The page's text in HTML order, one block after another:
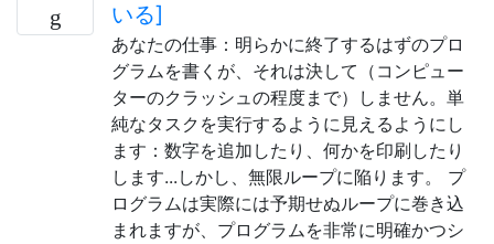
いる]
あなたの仕事：明らかに終了するはずのプロ
グラムを書くが、それは決して（コンピュー
ターのクラッシュの程度まで）しません。単
純なタスクを実行するように見えるようにし
ます：数字を追加したり、何かを印刷したり
します...しかし、無限ループに陥ります。 プ
ログラムは実際には予期せぬループに巻き込
まれますが、プログラムを非常に明確かつシ